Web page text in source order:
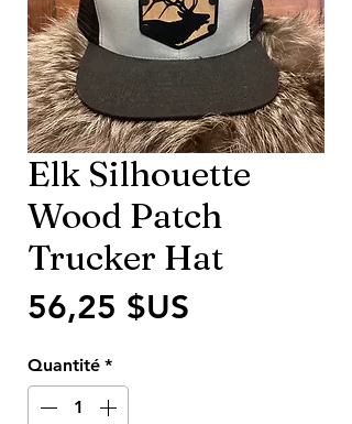
Elk Silhouette
Wood Patch
Trucker Hat
56,25 $US
Quantité *